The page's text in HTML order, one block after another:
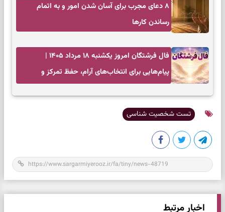
۸ دعای مجرب برای آسان شدن امور و به اتمام
رساندن کار‌ها
فال فرشتگان امروز یکشنبه ۱۸ مرداد ۱۴۰۵ |
پیام‌هایی برای انتخاب‌های آرام، حفظ تمرکز و
تست شخصیت شناسی
اخبار مرتبط